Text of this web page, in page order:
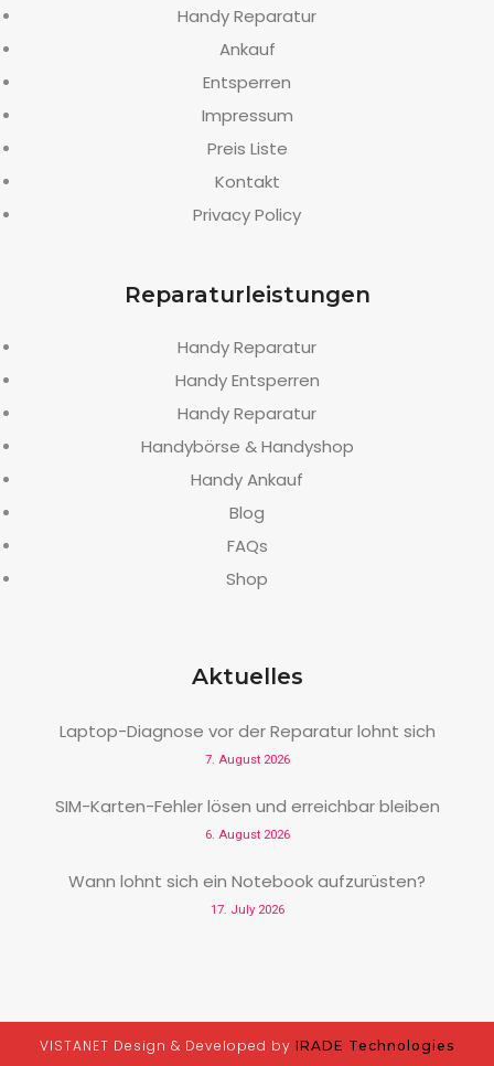
Handy Reparatur
Ankauf
Entsperren
Impressum
Preis Liste
Kontakt
Privacy Policy
Reparaturleistungen
Handy Reparatur
Handy Entsperren
Handy Reparatur
Handybörse & Handyshop
Handy Ankauf
Blog
FAQs
Shop
Aktuelles
Laptop-Diagnose vor der Reparatur lohnt sich
7. August 2026
SIM-Karten-Fehler lösen und erreichbar bleiben
6. August 2026
Wann lohnt sich ein Notebook aufzurüsten?
17. July 2026
VISTANET Design & Developed by IRADE Technologies